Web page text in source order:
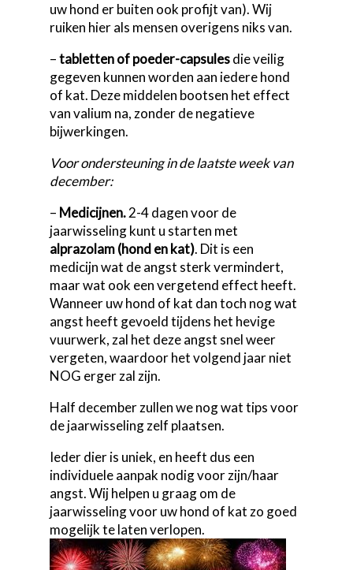
uw hond er buiten ook profijt van). Wij
ruiken hier als mensen overigens niks van.
–tabletten of poeder-capsulesdie veilig
gegeven kunnen worden aan iedere hond
of kat. Deze middelen bootsen het effect
van valium na, zonder de negatieve
bijwerkingen.
Voor ondersteuning in de laatste week van
december:
– Medicijnen.2-4 dagen voor de
jaarwisseling kunt u starten met
alprazolam (hond en kat). Dit is een
medicijn wat de angst sterk vermindert,
maar wat ook een vergetend effect heeft.
Wanneer uw hond of kat dan toch nog wat
angst heeft gevoeld tijdens het hevige
vuurwerk, zal het deze angst snel weer
vergeten, waardoor het volgend jaar niet
NOG erger zal zijn.
Half december zullen we nog wat tips voor
de jaarwisseling zelf plaatsen.
Ieder dier is uniek, en heeft dus een
individuele aanpak nodig voor zijn/haar
angst. Wij helpen u graag om de
jaarwisseling voor uw hond of kat zo goed
mogelijk te laten verlopen.